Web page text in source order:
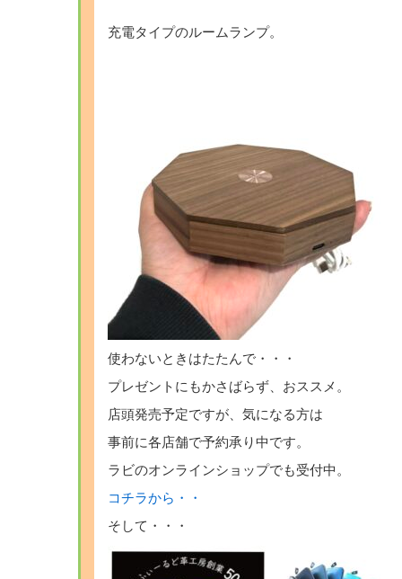
充電タイプのルームランプ。
使わないときはたたんで・・・
プレゼントにもかさばらず、おススメ。
店頭発売予定ですが、気になる方は
事前に各店舗で予約承り中です。
ラビのオンラインショップでも受付中。
コチラから・・
そして・・・